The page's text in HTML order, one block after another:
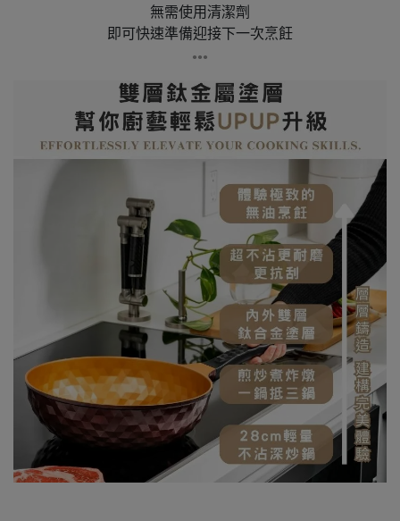
無需使用清潔劑
即可快速準備迎接下一次烹飪
●●●